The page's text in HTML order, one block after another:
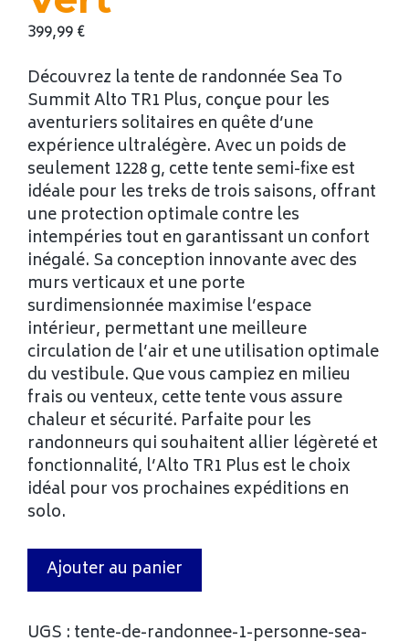
399,99€
Découvrez la tente de randonnée Sea To
Summit Alto TR1 Plus, conçue pour les
aventuriers solitaires en quête d’une
expérience ultralégère. Avec un poids de
seulement 1228 g, cette tente semi-fixe est
idéale pour les treks de trois saisons, offrant
une protection optimale contre les
intempéries tout en garantissant un confort
inégalé. Sa conception innovante avec des
murs verticaux et une porte
surdimensionnée maximise l’espace
intérieur, permettant une meilleure
circulation de l’air et une utilisation optimale
du vestibule. Que vous campiez en milieu
frais ou venteux, cette tente vous assure
chaleur et sécurité. Parfaite pour les
randonneurs qui souhaitent allier légèreté et
fonctionnalité, l’Alto TR1 Plus est le choix
idéal pour vos prochaines expéditions en
solo.
Ajouter au panier
UGS : tente-de-randonnee-1-personne-sea-